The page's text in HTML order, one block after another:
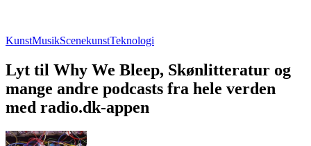
KunstMusikScenekunstTeknologi
Lyt til Why We Bleep, Skønlitteratur og
mange andre podcasts fra hele verden
med radio.dk-appen